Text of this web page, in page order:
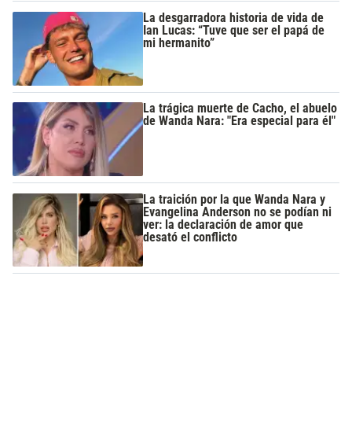
La desgarradora historia de vida de
Ian Lucas: “Tuve que ser el papá de
mi hermanito”
La trágica muerte de Cacho, el abuelo
de Wanda Nara: "Era especial para él"
La traición por la que Wanda Nara y
Evangelina Anderson no se podían ni
ver: la declaración de amor que
desató el conflicto